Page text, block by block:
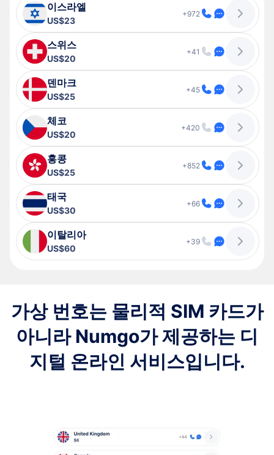
이스라엘
US$23
+972
스위스
US$20
+41
덴마크
US$25
+45
체코
US$20
+420
홍콩
US$25
+852
태국
US$30
+66
이탈리아
US$60
+39
가상 번호는 물리적 SIM 카드가
아니라 Numgo가 제공하는 디
지털 온라인 서비스입니다.